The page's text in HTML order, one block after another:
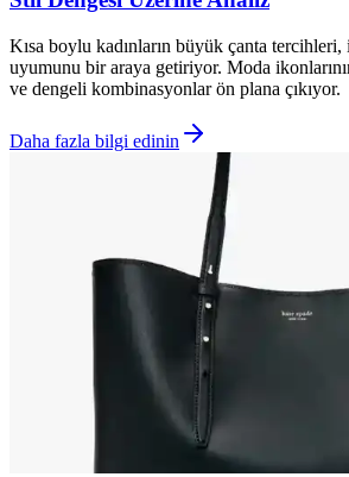
Kısa boylu kadınların büyük çanta
uyumunu bir araya getiriyor. Moda
ve dengeli kombinasyonlar ön plana çıkıyor.
Daha fazla bilgi edinin